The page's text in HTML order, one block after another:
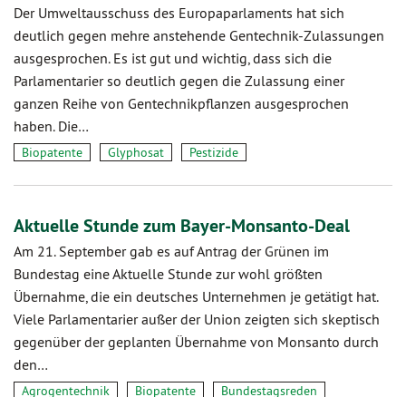
Der Umweltausschuss des Europaparlaments hat sich
deutlich gegen mehre anstehende Gentechnik-Zulassungen
ausgesprochen. Es ist gut und wichtig, dass sich die
Parlamentarier so deutlich gegen die Zulassung einer
ganzen Reihe von Gentechnikpflanzen ausgesprochen
haben. Die…
Biopatente Glyphosat Pestizide
Aktuelle Stunde zum Bayer-Monsanto-Deal
Am 21. September gab es auf Antrag der Grünen im
Bundestag eine Aktuelle Stunde zur wohl größten
Übernahme, die ein deutsches Unternehmen je getätigt hat.
Viele Parlamentarier außer der Union zeigten sich skeptisch
gegenüber der geplanten Übernahme von Monsanto durch
den…
Agrogentechnik Biopatente Bundestagsreden